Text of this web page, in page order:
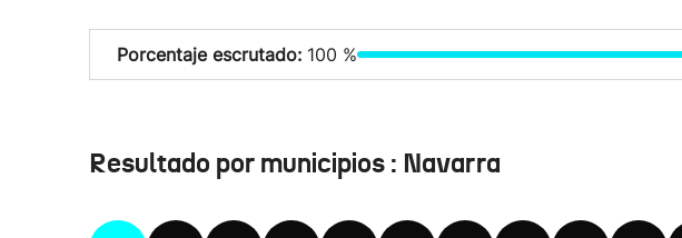
Porcentaje escrutado: 100 %
Resultado por municipios : Navarra